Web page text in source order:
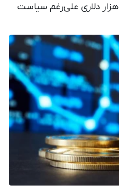
تحلیلگر: بیت کوین ۹۱.۵ هزار دلاری علی‌رغم سیاست